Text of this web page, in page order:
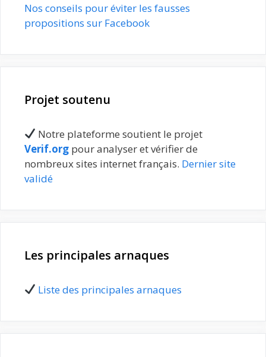
Nos conseils pour éviter les fausses
propositions sur Facebook
Projet soutenu
Notre plateforme soutient le projet
Verif.org pour analyser et vérifier de
nombreux sites internet français. Dernier site
validé
Les principales arnaques
Liste des principales arnaques